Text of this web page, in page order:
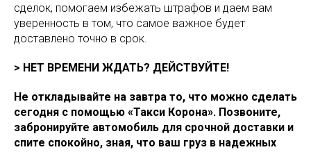
сделок, помогаем избежать штрафов и даем вам
уверенность в том, что самое важное будет
доставлено точно в срок.
> НЕТ ВРЕМЕНИ ЖДАТЬ? ДЕЙСТВУЙТЕ!
Не откладывайте на завтра то, что можно сделать
сегодня с помощью «Такси Корона». Позвоните,
забронируйте автомобиль для срочной доставки и
спите спокойно, зная, что ваш груз в надежных